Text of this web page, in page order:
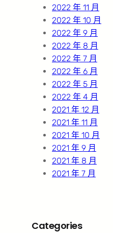
2022 年 11 月
2022 年 10 月
2022 年 9 月
2022 年 8 月
2022 年 7 月
2022 年 6 月
2022 年 5 月
2022 年 4 月
2021 年 12 月
2021 年 11 月
2021 年 10 月
2021 年 9 月
2021 年 8 月
2021 年 7 月
Categories